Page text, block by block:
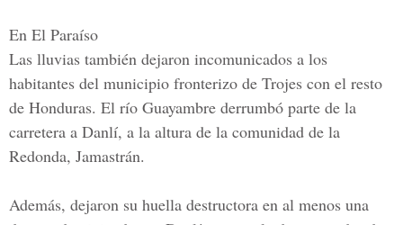
En El Paraíso
Las lluvias también dejaron incomunicados a los
habitantes del municipio fronterizo de Trojes con el resto
de Honduras. El río Guayambre derrumbó parte de la
carretera a Danlí, a la altura de la comunidad de la
Redonda, Jamastrán.
Además, dejaron su huella destructora en al menos una